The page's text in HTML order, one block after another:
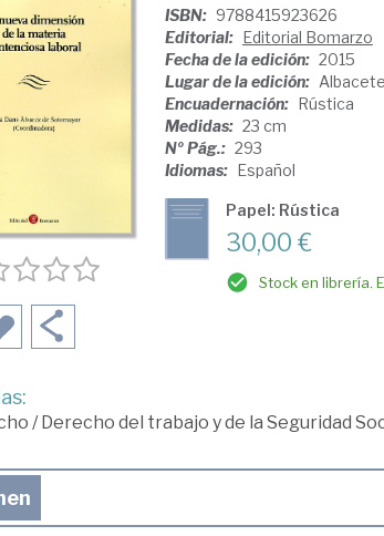
ISBN: 9788415923626
Editorial: Editorial Bomarzo
Fecha de la edición: 2015
Lugar de la edición:
Encuadernación: Rústica
Medidas: 23 cm
Nº Pág.: 293
Idiomas: Español
Papel: Rústica
30,00 €
Stock en librería.
/Derecho del trabajo y de la Seguridad